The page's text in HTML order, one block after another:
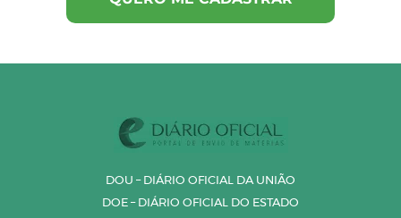
DOU – DIÁRIO OFICIAL DA UNIÃO
DOE – DIÁRIO OFICIAL DO ESTADO